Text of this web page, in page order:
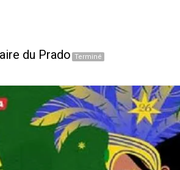
du Prado Terminé